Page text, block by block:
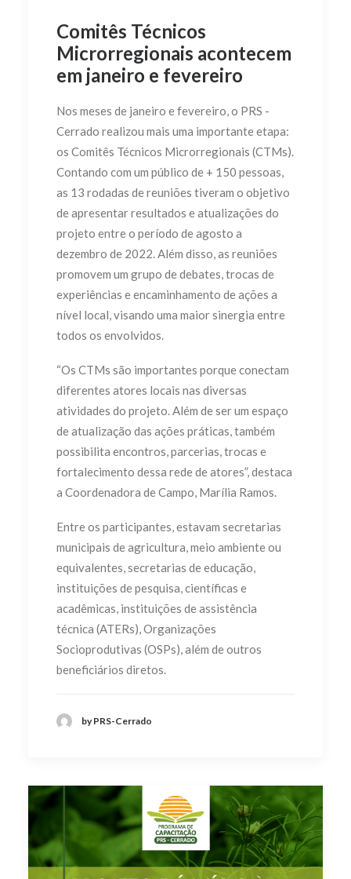
Comitês Técnicos
Microrregionais acontecem
em janeiro e fevereiro
Nos meses de janeiro e fevereiro, o PRS -
Cerrado realizou mais uma importante etapa:
os Comitês Técnicos Microrregionais (CTMs).
Contando com um público de + 150 pessoas,
as 13 rodadas de reuniões tiveram o objetivo
de apresentar resultados e atualizações do
projeto entre o período de agosto a
dezembro de 2022. Além disso, as reuniões
promovem um grupo de debates, trocas de
experiências e encaminhamento de ações a
nível local, visando uma maior sinergia entre
todos os envolvidos.
“Os CTMs são importantes porque conectam
diferentes atores locais nas diversas
atividades do projeto. Além de ser um espaço
de atualização das ações práticas, também
possibilita encontros, parcerias, trocas e
fortalecimento dessa rede de atores”, destaca
a Coordenadora de Campo, Marília Ramos.
Entre os participantes, estavam secretarias
municipais de agricultura, meio ambiente ou
equivalentes, secretarias de educação,
instituições de pesquisa, científicas e
acadêmicas, instituições de assistência
técnica (ATERs), Organizações
Socioprodutivas (OSPs), além de outros
beneficiários diretos.
by PRS-Cerrado